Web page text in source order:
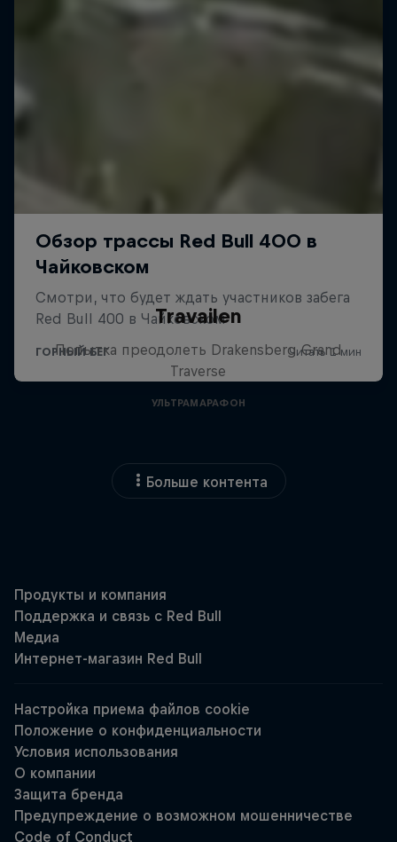
Travailen
Попытка преодолеть Drakensberg Grand
Traverse
УЛЬТРАМАРАФОН
Больше контента